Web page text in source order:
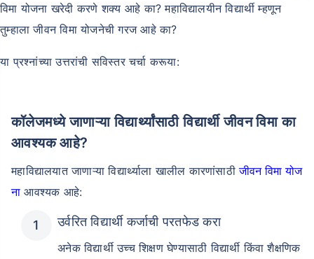
विमा योजना खरेदी करणे शक्य आहे का? महाविद्यालयीन विद्यार्थी म्हणून
तुम्हाला जीवन विमा योजनेची गरज आहे का?
या प्रश्नांच्या उत्तरांची सविस्तर चर्चा करूया:
कॉलेजमध्ये जाणाऱ्या विद्यार्थ्यांसाठी विद्यार्थी जीवन विमा का
आवश्यक आहे?
महाविद्यालयात जाणाऱ्या विद्यार्थ्याला खालील कारणांसाठीजीवन विमा योज
ना आवश्यक आहे:
उर्वरित विद्यार्थी कर्जाची परतफेड करा
अनेक विद्यार्थी उच्च शिक्षण घेण्यासाठी विद्यार्थी किंवा शैक्षणिक